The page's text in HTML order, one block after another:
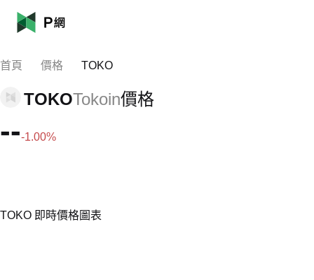
首頁 價格 TOKO
TOKOTokoin價格
---1.00%
TOKO 即時價格圖表